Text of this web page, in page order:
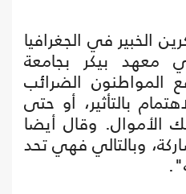
الخبير في الجغرافيا
معهد بيكر بجامعة
المواطنون الضرائب
بالتأثير، أو حتى
الأموال. وقال أيضا
وبالتالي فهي تحد